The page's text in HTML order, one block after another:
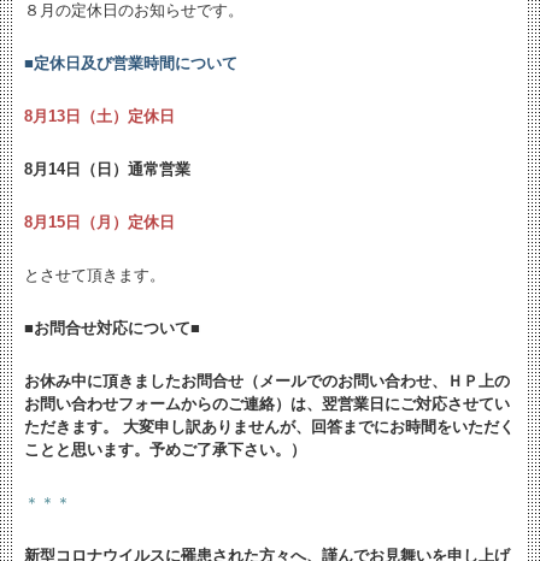
８月の定休日のお知らせです。
■定休日及び営業時間について
8月13日（土）定休日
8月14日（日）通常営業
8月15日（月）定休日
とさせて頂きます。
■お問合せ対応について■
お休み中に頂きましたお問合せ（メールでのお問い合わせ、ＨＰ上の
お問い合わせフォームからのご連絡）は、翌営業日にご対応させてい
ただきます。 大変申し訳ありませんが、回答までにお時間をいただく
ことと思います。予めご了承下さい。）
＊＊＊
新型コロナウイルスに罹患された方々へ、謹んでお見舞いを申し上げ